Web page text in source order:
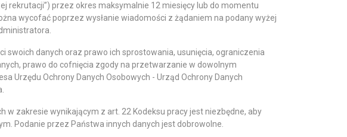
rekrutacji”) przez okres maksymalnie 12 miesięcy lub do momentu
wycofać poprzez wysłanie wiadomości z żądaniem na podany wyżej
swoich danych oraz prawo ich sprostowania, usunięcia, ograniczenia
prawo do cofnięcia zgody na przetwarzanie w dowolnym
Urzędu Ochrony Danych Osobowych - Urząd Ochrony Danych
w zakresie wynikającym z art. 22 Kodeksu pracy jest niezbędne, aby
Podanie przez Państwa innych danych jest dobrowolne.